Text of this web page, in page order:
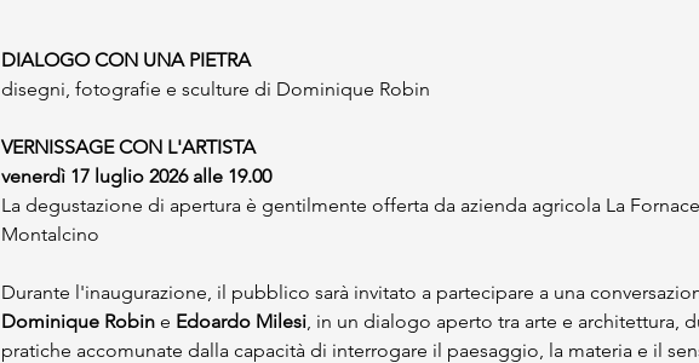
DIALOGO CON UNA PIETRA
disegni, fotografie e sculture di Dominique Robin
VERNISSAGE CON L'ARTISTA
venerdì 17 luglio 2026 alle 19.00
La degustazione di apertura è gentilmente offerta da azienda agricola La
Montalcino
Durante l'inaugurazione, il pubblico sarà invitato a partecipare a una
Dominique Robin e Edoardo Milesi, in un dialogo aperto tra arte e architettura,
pratiche accomunate dalla capacità di interrogare il paesaggio, la materia e il